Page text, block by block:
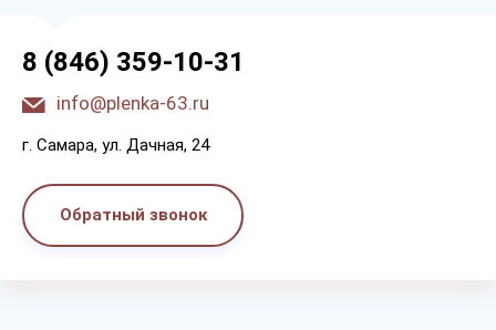
8 (846) 359-10-31
info@plenka-63.ru
г. Самара, ул. Дачная, 24
Обратный звонок